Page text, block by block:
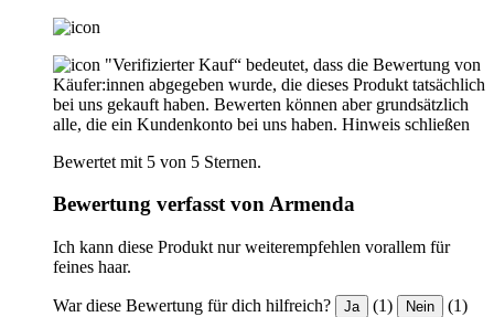
"Verifizierter Kauf“ bedeutet, dass die Bewertung von
Käufer:innen abgegeben wurde, die dieses Produkt tatsächlich
bei uns gekauft haben. Bewerten können aber grundsätzlich
alle, die ein Kundenkonto bei uns haben. Hinweis schließen
Bewertet mit 5 von 5 Sternen.
Bewertung verfasst von Armenda
Ich kann diese Produkt nur weiterempfehlen vorallem für
feines haar.
War diese Bewertung für dich hilfreich? Ja (1) Nein (1)